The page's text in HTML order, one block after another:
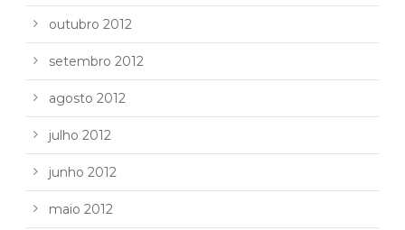
outubro 2012
setembro 2012
agosto 2012
julho 2012
junho 2012
maio 2012